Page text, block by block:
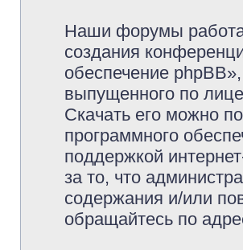
Наши форумы
создания
обеспечение
выпущенного по
Скачать его можно
программного
поддержкой
за то, что
содержания и/или
обращайтесь по